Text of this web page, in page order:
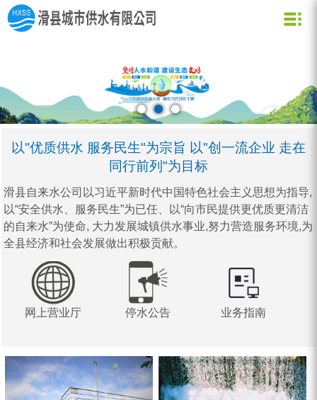
企业理念
创新理念
营业网点
水质信息
以"优质供水 服务民生"为宗旨 以"创一流企业 走在
同行前列"为目标
滑县自来水公司以习近平新时代中国特色社会主义思想为指导,
以“安全供水、服务民生”为已任、以“向市民提供更优质更清洁
的自来水”为使命, 大力发展城镇供水事业,努力营造服务环境,为
全县经济和社会发展做出积极贡献。
网上营业厅 停水公告 业务指南